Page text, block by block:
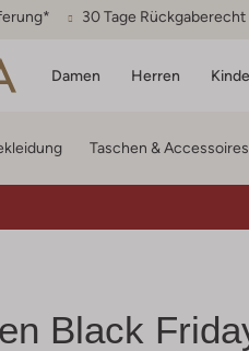
30 Tage Rückgaberecht
Damen Herren
Taschen & Accessoires
Black